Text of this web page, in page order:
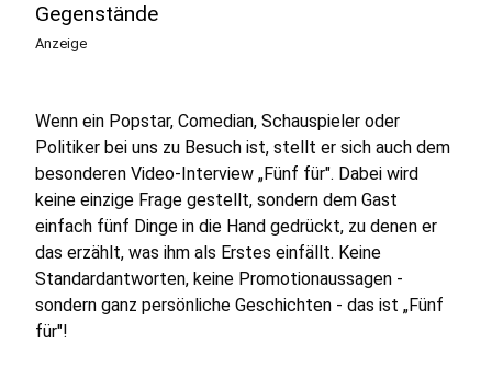
Gegenstände
Anzeige
Wenn ein Popstar, Comedian, Schauspieler oder
Politiker bei uns zu Besuch ist, stellt er sich auch dem
besonderen Video-Interview „Fünf für". Dabei wird
keine einzige Frage gestellt, sondern dem Gast
einfach fünf Dinge in die Hand gedrückt, zu denen er
das erzählt, was ihm als Erstes einfällt. Keine
Standardantworten, keine Promotionaussagen -
sondern ganz persönliche Geschichten - das ist „Fünf
für"!